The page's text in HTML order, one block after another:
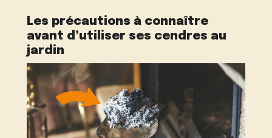
Les précautions à connaître
avant d’utiliser ses cendres au
jardin